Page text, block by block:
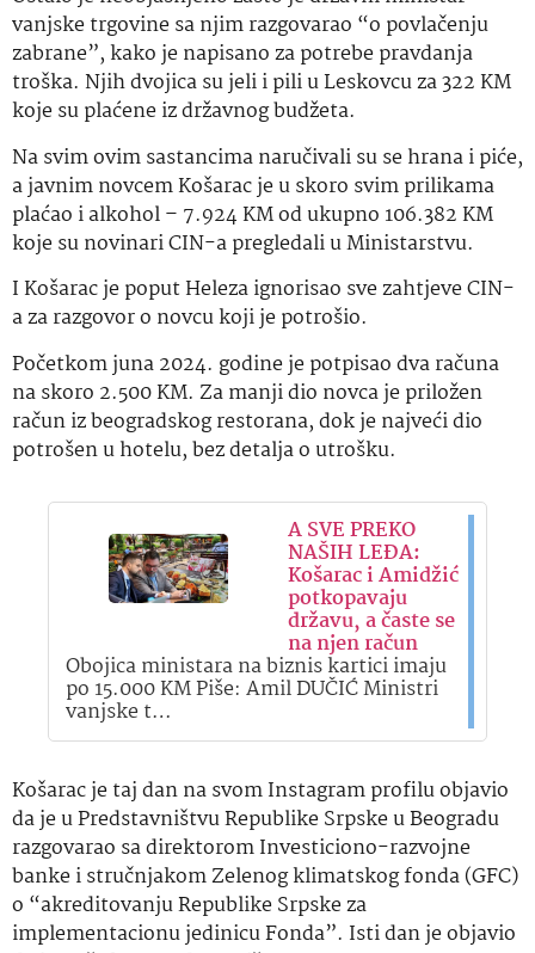
vanjske trgovine sa njim razgovarao “o povlačenju
zabrane”, kako je napisano za potrebe pravdanja
troška. Njih dvojica su jeli i pili u Leskovcu za 322 KM
koje su plaćene iz državnog budžeta.
Na svim ovim sastancima naručivali su se hrana i piće,
a javnim novcem Košarac je u skoro svim prilikama
plaćao i alkohol – 7.924 KM od ukupno 106.382 KM
koje su novinari CIN-a pregledali u Ministarstvu.
I Košarac je poput Heleza ignorisao sve zahtjeve CIN-
a za razgovor o novcu koji je potrošio.
Početkom juna 2024. godine je potpisao dva računa
na skoro 2.500 KM. Za manji dio novca je priložen
račun iz beogradskog restorana, dok je najveći dio
potrošen u hotelu, bez detalja o utrošku.
A SVE PREKO
NAŠIH LEĐA:
Košarac i Amidžić
potkopavaju
državu, a časte se
na njen račun
Obojica ministara na biznis kartici imaju
po 15.000 KM Piše: Amil DUČIĆ Ministri
vanjske t…
Košarac je taj dan na svom Instagram profilu objavio
da je u Predstavništvu Republike Srpske u Beogradu
razgovarao sa direktorom Investiciono-razvojne
banke i stručnjakom Zelenog klimatskog fonda (GFC)
o “akreditovanju Republike Srpske za
implementacionu jedinicu Fonda”. Isti dan je objavio